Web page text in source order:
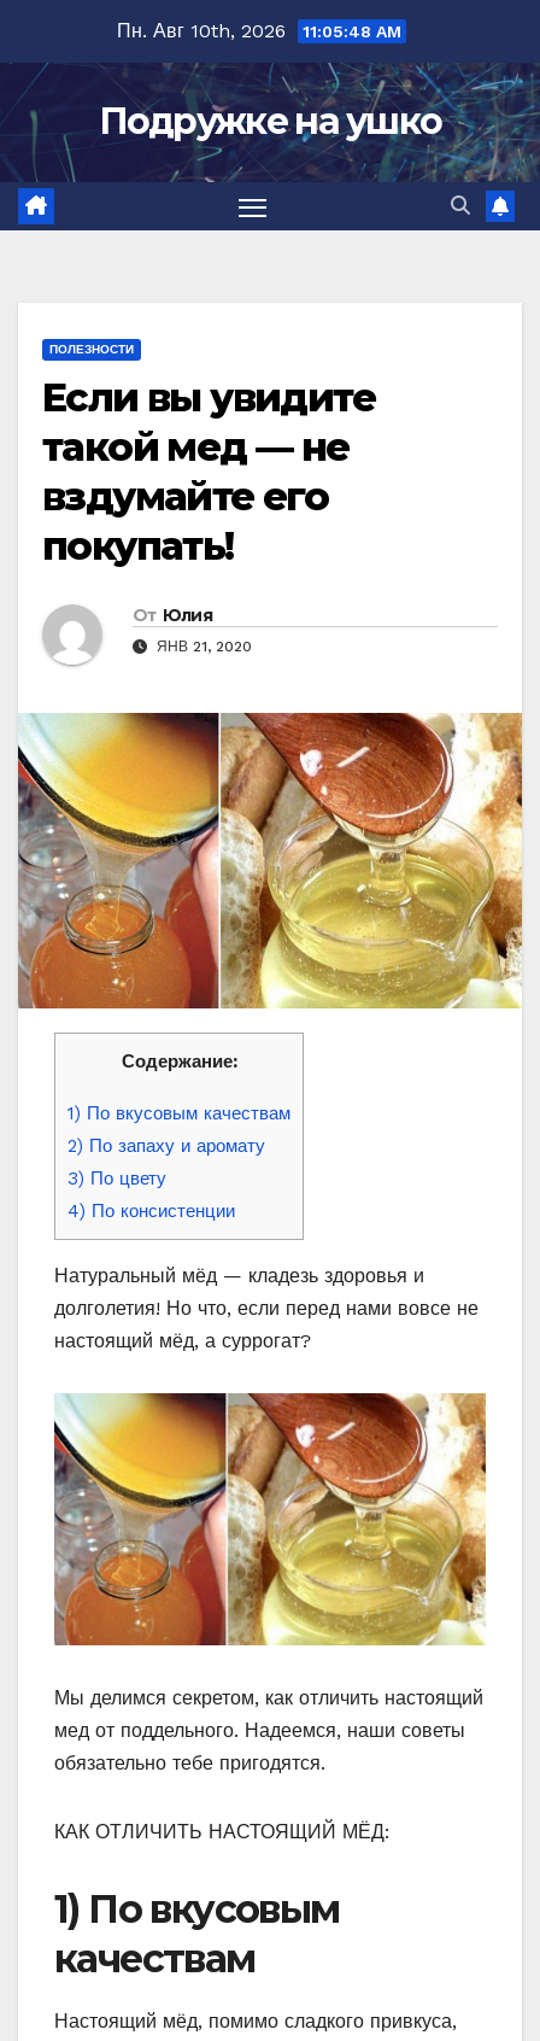
содержимому
Пн. Авг 10th, 2026 11:05:49 AM
Подружке на ушко
ПОЛЕЗНОСТИ
Если вы увидите
такой мед — не
вздумайте его
покупать!
От Юлия
ЯНВ 21, 2020
Содержание:
1) По вкусовым качествам
2) По запаху и аромату
3) По цвету
4) По консистенции
Натуральный мёд — кладезь здоровья и
долголетия! Но что, если перед нами вовсе не
настоящий мёд, а суррогат?
Мы делимся секретом, как отличить настоящий
мед от поддельного. Надеемся, наши советы
обязательно тебе пригодятся.
КАК ОТЛИЧИТЬ НАСТОЯЩИЙ МЁД:
1) По вкусовым
качествам
Настоящий мёд, помимо сладкого привкуса,